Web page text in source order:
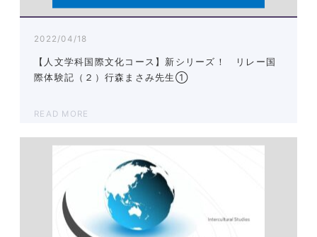
2022/04/18
【人文学科国際文化コース】新シリーズ！ リレー国
際体験記（２）行森まさみ先生①
READ MORE